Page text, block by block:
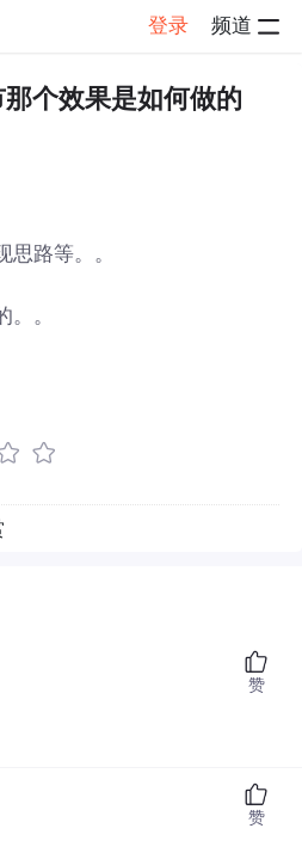
登录 频道
子详情
个效果是如何做的
路等。。
。
赞
赞